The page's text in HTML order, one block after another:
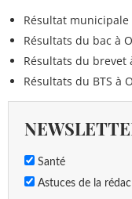
Résultat municipale
Résultats du bac à
Résultats du brevet
Résultats du BTS à
Santé
Astuces de la rédac